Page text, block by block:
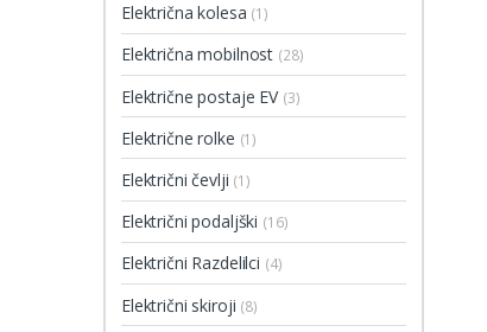
Električna kolesa (1)
Električna mobilnost (28)
Električne postaje EV (3)
Električne rolke (1)
Električni čevlji (1)
Električni podaljški (16)
Električni Razdelilci (4)
Električni skiroji (8)